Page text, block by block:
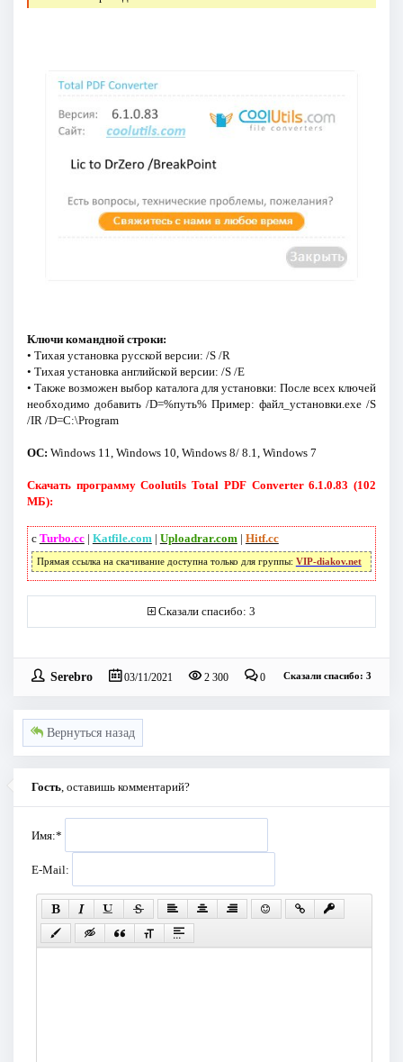
Ключи командной строки:
• Тихая установка русской версии: /S /R
• Тихая установка английской версии: /S /E
• Также возможен выбор каталога для установки: После всех ключей
необходимо добавить /D=%путь% Пример: файл_установки.exe /S
/IR /D=C:\Program
ОС: Windows 11, Windows 10, Windows 8/ 8.1, Windows 7
Скачать программу Coolutils Total PDF Converter 6.1.0.83 (102
МБ):
с Turbo.cc| Katfile.com| Uploadrar.com| Hitf.cc
Прямая ссылка на скачивание доступна только для группы: VIP-diakov.net
Сказали спасибо: 3
Serebro 03/11/2021 2 300 0 Сказали спасибо: 3
Вернуться назад
Гость, оставишь комментарий?
Имя:*
E-Mail: